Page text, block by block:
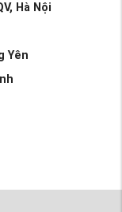
Hà Nội
Yên